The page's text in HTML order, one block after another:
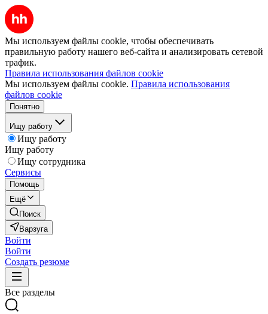
Мы используем файлы cookie, чтобы обеспечивать
правильную работу нашего веб-сайта и анализировать сетевой
трафик.
Правила использования файлов cookie
Мы используем файлы cookie. Правила использования
файлов cookie
Понятно
Ищу работу
Ищу работу
Ищу работу
Ищу сотрудника
Сервисы
Помощь
Ещё
Поиск
Варзуга
Войти
Войти
Создать резюме
Все разделы